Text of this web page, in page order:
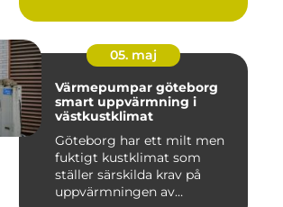
05. maj
Värmepumpar göteborg
smart uppvärmning i
västkustklimat
Göteborg har ett milt men
fuktigt kustklimat som
ställer särskilda krav på
uppvärmningen av